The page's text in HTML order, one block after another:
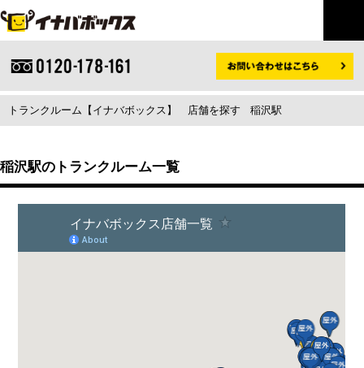
トランクルーム【イナバボックス】 店舗を探す 稲沢駅
稲沢駅のトランクルーム一覧